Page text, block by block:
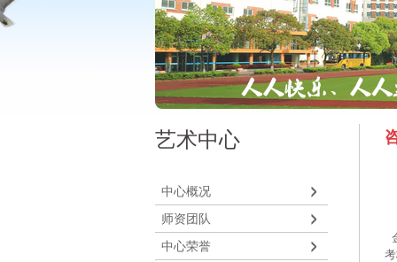
艺术中心
中心概况
师资团队
中心荣誉